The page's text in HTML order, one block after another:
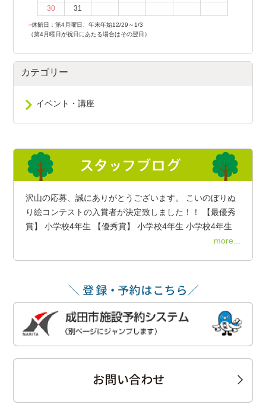
30
31
●休館日：第4月曜日、年末年始12/29～1/3
（第4月曜日が祝日にあたる場合はその翌日）
カテゴリー
イベント・講座
沢山の応募、誠にありがとうございます。 こいのぼりぬ
り絵コンテストの入賞者が決定致しました！！ 【最優秀
賞】 小学校4年生 【優秀賞】 小学校4年生 小学校4年生
more...